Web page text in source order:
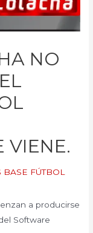
NO
VIENE.
FÚTBOL
a producirse
Software